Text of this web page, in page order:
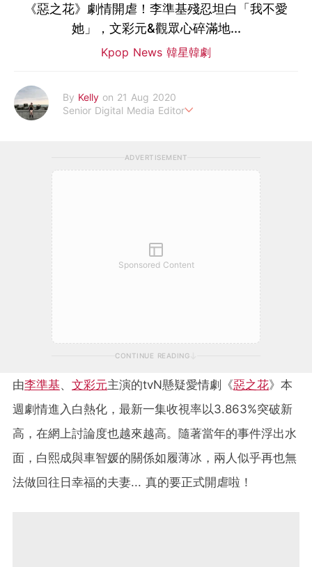
《惡之花》劇情開虐！李準基殘忍坦白「我不愛
她」，文彩元&觀眾心碎滿地...
Kpop News 韓星韓劇
By Kelly on 21 Aug 2020
Senior Digital Media Editor
ADVERTISEMENT
Sponsored Content
CONTINUE READING
由李準基、 文彩元主演的tvN懸疑愛情劇《惡之花》本
週劇情進入白熱化，最新一集收視率以3.863%突破新
高，在網上討論度也越來越高。隨著當年的事件浮出水
面，白熙成與車智媛的關係如履薄冰，兩人似乎再也無
法做回往日幸福的夫妻... 真的要正式開虐啦！